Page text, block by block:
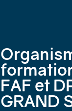
FAF et
GRAND